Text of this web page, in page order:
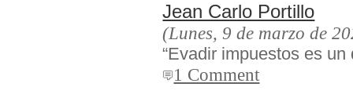
Jean Carlo Portillo
(Lunes, 9 de marzo de
“Evadir impuestos es un
1 Comment